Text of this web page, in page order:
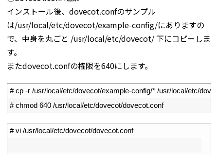
インストール後、dovecot.confのサンプル
は/usr/local/etc/dovecot/example-config/にありますの
で、中身を丸ごと /usr/local/etc/dovecot/ 下にコピーしま
す。
またdovecot.confの権限を640にします。
# cp -r /usr/local/etc/dovecot/example-config/* /usr/local/etc/
# chmod 640 /usr/local/etc/dovecot/dovecot.conf
# vi /usr/local/etc/dovecot/dovecot.conf